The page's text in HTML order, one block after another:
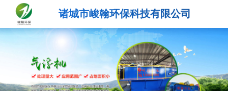
诸城市峻翰环保科技有限公司